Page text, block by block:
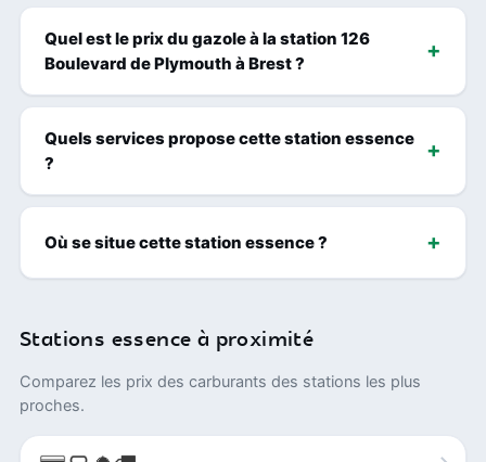
Quel est le prix du gazole à la station 126
Boulevard de Plymouth à Brest ?
Quels services propose cette station essence
?
Où se situe cette station essence ?
Stations essence à proximité
Comparez les prix des carburants des stations les plus
proches.